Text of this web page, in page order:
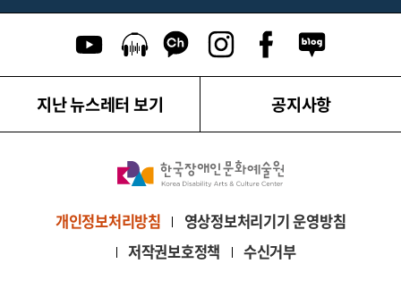
지난 뉴스레터 보기
카카오톡 채널 이동
유튜브 이동팟캐스트 이동 네이버블로
페이스북 이동
인스타그램 이동
공지사항
개인정보처리방침
영상정보처리기기 운영방침
저작권보호정책
수신거부